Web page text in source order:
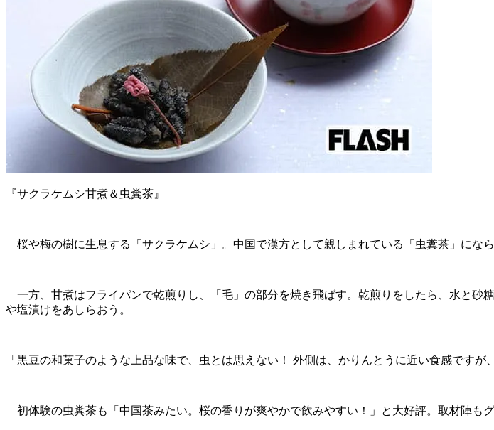
『サクラケムシ甘煮＆虫糞茶』
桜や梅の樹に生息する「サクラケムシ」。中国で漢方として親しまれている「虫糞茶」にな
一方、甘煮はフライパンで乾煎りし、「毛」の部分を焼き飛ばす。乾煎りをしたら、水と
や塩漬けをあしらおう。
「黒豆の和菓子のような上品な味で、虫とは思えない！ 外側は、かりんとうに近い食感です
初体験の虫糞茶も「中国茶みたい。桜の香りが爽やかで飲みやすい！」と大好評。取材陣も